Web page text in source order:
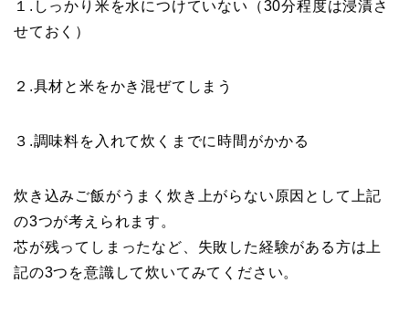
１.しっかり米を水につけていない（30分程度は浸漬さ
せておく）
２.具材と米をかき混ぜてしまう
３.調味料を入れて炊くまでに時間がかかる
炊き込みご飯がうまく炊き上がらない原因として上記
の3つが考えられます。
芯が残ってしまったなど、失敗した経験がある方は上
記の3つを意識して炊いてみてください。